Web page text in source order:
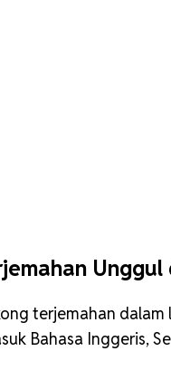
Unggul
terjemahan dalam
Bahasa Inggeris,